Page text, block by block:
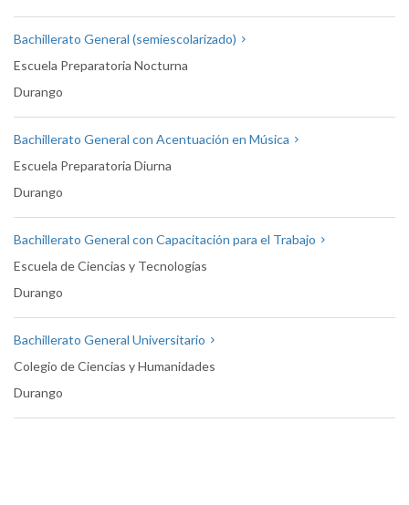
Bachillerato General (semiescolarizado)
Escuela Preparatoria Nocturna
Durango
Bachillerato General con Acentuación en Música
Escuela Preparatoria Diurna
Durango
Bachillerato General con Capacitación para el Trabajo
Escuela de Ciencias y Tecnologías
Durango
Bachillerato General Universitario
Colegio de Ciencias y Humanidades
Durango